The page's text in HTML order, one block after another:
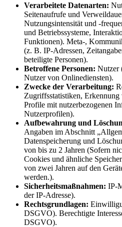
Verarbeitete Datenarten:
Seitenaufrufe und
Nutzungsintensität und -
und Betriebssysteme,
Funktionen). Meta-,
(z. B. IP-Adressen,
beteiligte Personen).
Betroffene Personen: Nutzer
Nutzer von Onlinediensten).
Zwecke der Verarbeitung:
Zugriffsstatistiken, Erkennung
Profile mit nutzerbezogenen
Nutzerprofilen).
Aufbewahrung und
Angaben im Abschnitt
Datenspeicherung und
von bis zu 2 Jahren (Sofern
Cookies und ähnliche
von zwei Jahren auf den
werden.).
Sicherheitsmaßnahmen: IP-
der IP-Adresse).
Rechtsgrundlagen:
DSGVO). Berechtigte
DSGVO).